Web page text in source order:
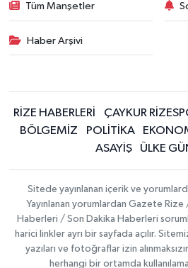
Tüm Manşetler
Haber Arşivi
RİZE HABERLERİ ÇAYKUR
BÖLGEMİZ
POLİTİKA
ASAYİŞ
ÜLKE
Sitede yayınlanan içerik ve
Yayınlanan yorumlardan Gazete
Haberleri / Son Dakika Haberleri
harici linkler ayrı bir sayfada açılır.
yazıları ve fotoğraflar izin
herhangi bir ortamda